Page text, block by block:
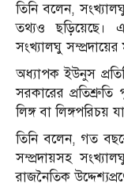
তিনি বলেন,
তথ্যও ছড়িয়েছে।
সংখ্যালঘু সম্প্রদায়ের
অধ্যাপক ইউনুস
সরকারের প্রতিশ্রুতি
লিঙ্গ বা লিঙ্গপরিচয়
তিনি বলেন, গত
সম্প্রদায়সহ
রাজনৈতিক